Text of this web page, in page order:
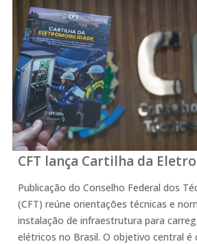
CFT lança Cartilha da
Publicação do Conselho Federal dos
(CFT) reúne orientações técnicas e
instalação de infraestrutura para
elétricos no Brasil. O objetivo central é